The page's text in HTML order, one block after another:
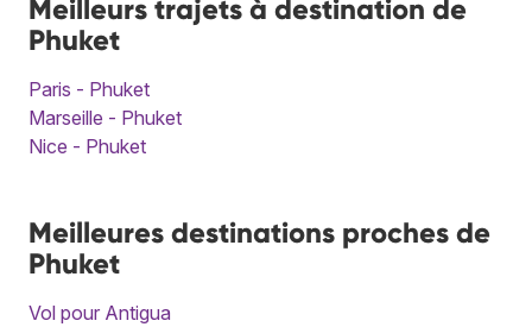
Meilleurs trajets à destination de
Phuket
Paris - Phuket
Marseille - Phuket
Nice - Phuket
Meilleures destinations proches de
Phuket
Vol pour Antigua